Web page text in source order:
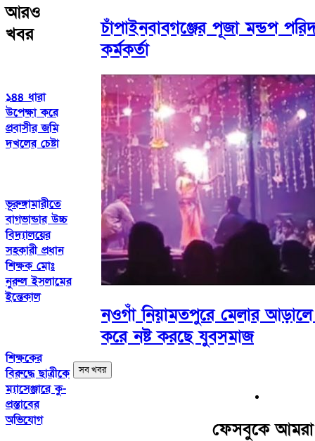
আরও
খবর
১৪৪ ধারা
উপেক্ষা করে
প্রবাসীর জমি
দখলের চেষ্টা
ভূরুঙ্গামারীতে
বাগভান্ডার উচ্চ
বিদ্যালয়ের
সহকারী প্রধান
শিক্ষক মোঃ
নুরুল ইসলামের
ইন্তেকাল
শিক্ষকের
বিরুদ্ধে ছাত্রীকে
ম্যাসেঞ্জারে কু-
প্রস্তাবের
অভিযোগ
চাঁপাইনবাবগঞ্জের পূজা মন্ডপ
কর্মকর্তা
নওগাঁ নিয়ামতপুরে মেলার
করে নষ্ট করছে যুবসমাজ
সব খবর
ফেসবুকে আমরা